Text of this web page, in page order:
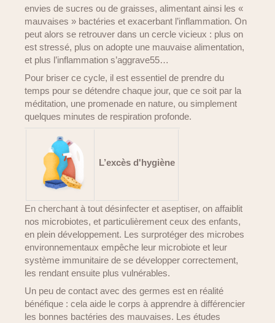
envies de sucres ou de graisses, alimentant ainsi les «
mauvaises » bactéries et exacerbant l’inflammation. On
peut alors se retrouver dans un cercle vicieux : plus on
est stressé, plus on adopte une mauvaise alimentation,
et plus l’inflammation s’aggrave55…
Pour briser ce cycle, il est essentiel de prendre du
temps pour se détendre chaque jour, que ce soit par la
méditation, une promenade en nature, ou simplement
quelques minutes de respiration profonde.
L’excès d'hygiène
En cherchant à tout désinfecter et aseptiser, on affaiblit
nos microbiotes, et particulièrement ceux des enfants,
en plein développement. Les surprotéger des microbes
environnementaux empêche leur microbiote et leur
système immunitaire de se développer correctement,
les rendant ensuite plus vulnérables.
Un peu de contact avec des germes est en réalité
bénéfique : cela aide le corps à apprendre à différencier
les bonnes bactéries des mauvaises. Les études